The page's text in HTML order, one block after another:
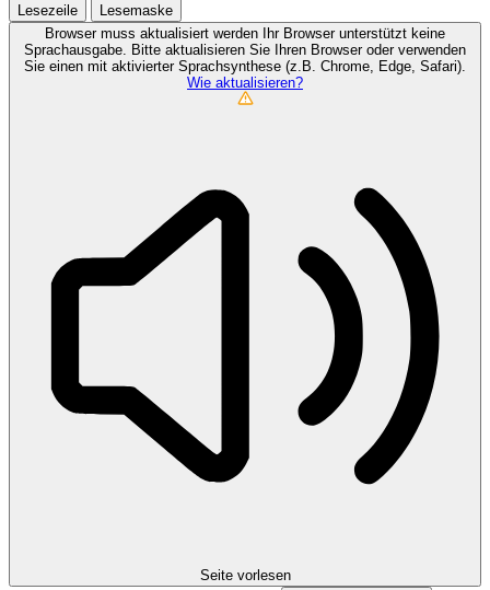
Lesezeile
Lesemaske
Browser muss aktualisiert werden
Ihr Browser unterstützt keine
Sprachausgabe. Bitte aktualisieren Sie Ihren Browser oder verwenden
Sie einen mit aktivierter Sprachsynthese (z.B. Chrome, Edge, Safari).
Wie aktualisieren?
Seite vorlesen